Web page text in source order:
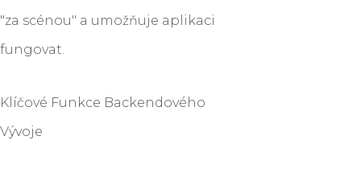
"za scénou" a umožňuje aplikaci
fungovat.
Klíčové Funkce Backendového
Vývoje